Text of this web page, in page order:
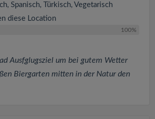
Spanisch, Türkisch, Vegetarisch
diese Location
100%
Ausfglugsziel um bei gutem Wetter
Biergarten mitten in der Natur den